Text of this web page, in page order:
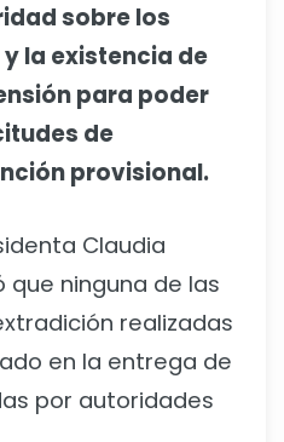
sobre los
la existencia de
para poder
de
provisional.
Claudia
que ninguna de las
realizadas
en la entrega de
por autoridades